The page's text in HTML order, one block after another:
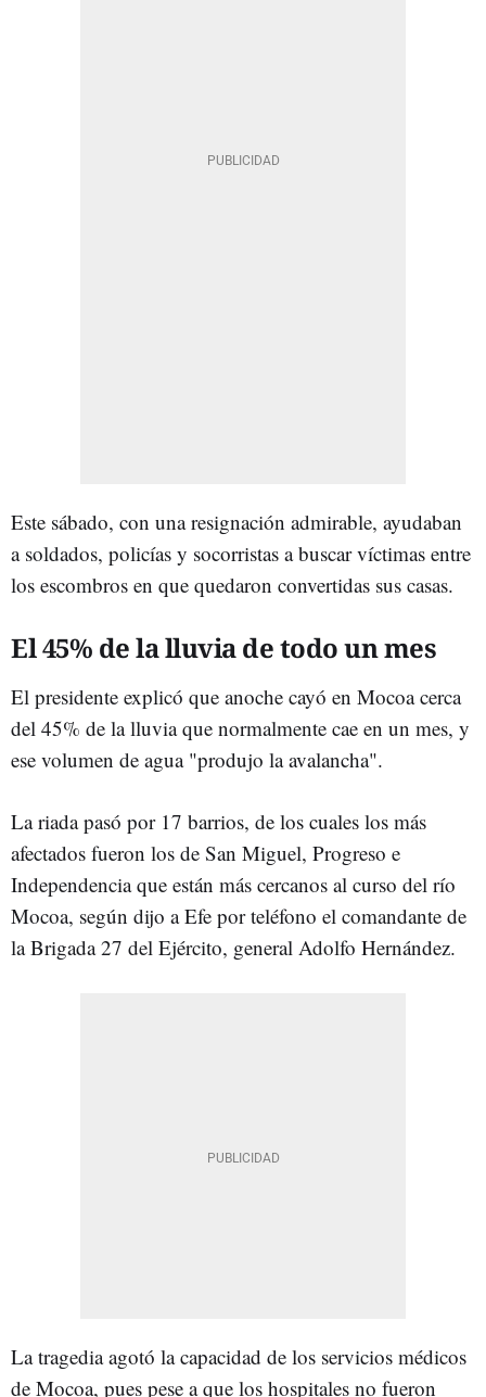
Este sábado, con una resignación admirable, ayudaban
a soldados, policías y socorristas a buscar víctimas entre
los escombros en que quedaron convertidas sus casas.
El 45% de la lluvia de todo un mes
El presidente explicó que anoche cayó en Mocoa cerca
del 45% de la lluvia que normalmente cae en un mes, y
ese volumen de agua "produjo la avalancha".
La riada pasó por 17 barrios, de los cuales los más
afectados fueron los de San Miguel, Progreso e
Independencia que están más cercanos al curso del río
Mocoa, según dijo a Efe por teléfono el comandante de
la Brigada 27 del Ejército, general Adolfo Hernández.
La tragedia agotó la capacidad de los servicios médicos
de Mocoa, pues pese a que los hospitales no fueron